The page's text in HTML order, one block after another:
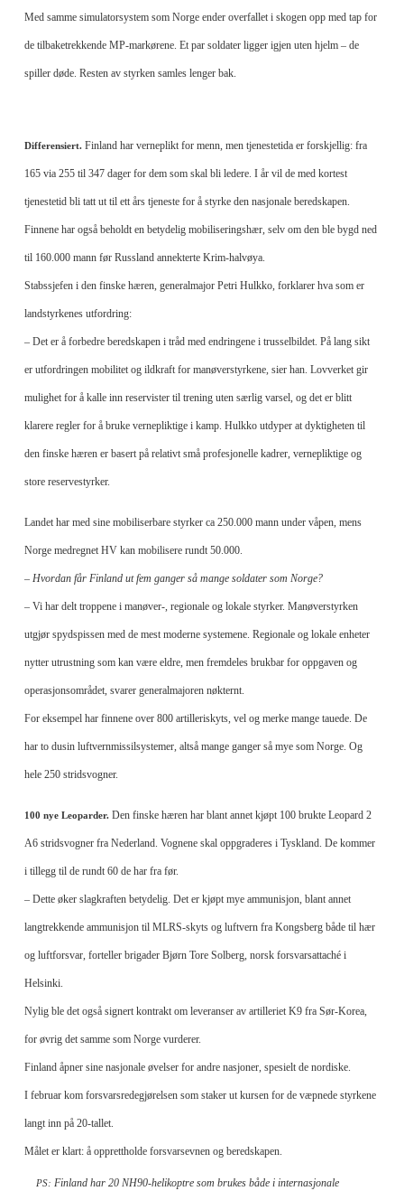
Med samme simulatorsystem som Norge ender overfallet i skogen opp med tap for
de tilbaketrekkende MP-markørene. Et par soldater ligger igjen uten hjelm – de
spiller døde. Resten av styrken samles lenger bak.
Differensiert. Finland har verneplikt for menn, men tjenestetida er forskjellig: fra
165 via 255 til 347 dager for dem som skal bli ledere. I år vil de med kortest
tjenestetid bli tatt ut til ett års tjeneste for å styrke den nasjonale beredskapen.
Finnene har også beholdt en betydelig mobiliseringshær, selv om den ble bygd ned
til 160.000 mann før Russland annekterte Krim-halvøya.
Stabssjefen i den finske hæren, generalmajor Petri Hulkko, forklarer hva som er
landstyrkenes utfordring:
– Det er å forbedre beredskapen i tråd med endringene i trusselbildet. På lang sikt
er utfordringen mobilitet og ildkraft for manøverstyrkene, sier han. Lovverket gir
mulighet for å kalle inn reservister til trening uten særlig varsel, og det er blitt
klarere regler for å bruke vernepliktige i kamp. Hulkko utdyper at dyktigheten til
den finske hæren er basert på relativt små profesjonelle kadrer, vernepliktige og
store reservestyrker.
Landet har med sine mobiliserbare styrker ca 250.000 mann under våpen, mens
Norge medregnet HV kan mobilisere rundt 50.000.
– Hvordan får Finland ut fem ganger så mange soldater som Norge?
– Vi har delt troppene i manøver-, regionale og lokale styrker. Manøverstyrken
utgjør spydspissen med de mest moderne systemene. Regionale og lokale enheter
nytter utrustning som kan være eldre, men fremdeles brukbar for oppgaven og
operasjonsområdet, svarer generalmajoren nøkternt.
For eksempel har finnene over 800 artilleriskyts, vel og merke mange tauede. De
har to dusin luftvernmissilsystemer, altså mange ganger så mye som Norge. Og
hele 250 stridsvogner.
100 nye Leoparder. Den finske hæren har blant annet kjøpt 100 brukte Leopard 2
A6 stridsvogner fra Nederland. Vognene skal oppgraderes i Tyskland. De kommer
i tillegg til de rundt 60 de har fra før.
– Dette øker slagkraften betydelig. Det er kjøpt mye ammunisjon, blant annet
langtrekkende ammunisjon til MLRS-skyts og luftvern fra Kongsberg både til hær
og luftforsvar, fortellerbrigader Bjørn Tore Solberg, norsk forsvarsattaché i
Helsinki.
Nylig ble det også signert kontrakt om leveranser av artilleriet K9 fra Sør-Korea,
for øvrig det samme som Norge vurderer.
Finland åpner sine nasjonale øvelser for andre nasjoner, spesielt de nordiske.
I februar kom forsvarsredegjørelsen som staker ut kursen for de væpnede styrkene
langt inn på 20-tallet.
Målet er klart: å opprettholde forsvarsevnen og beredskapen.
​PS: Finland har 20 NH90-helikoptre som brukes både i internasjonale